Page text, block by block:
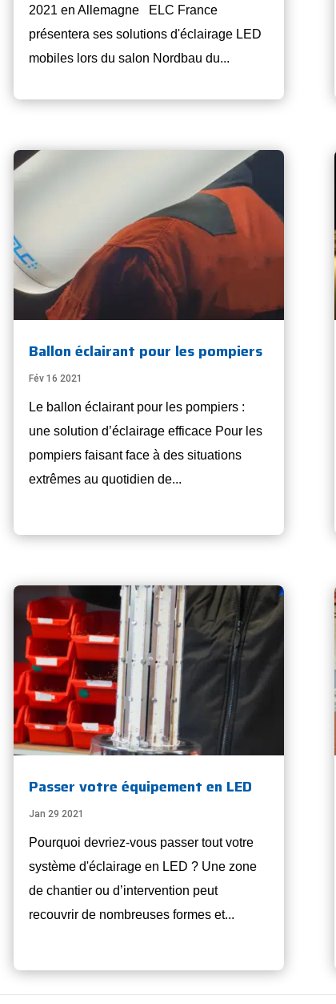
2021 en Allemagne ELC France
présentera ses solutions d'éclairage LED
mobiles lors du salon Nordbau du...
Ballon éclairant pour les pompiers
Fév 16 2021
Le ballon éclairant pour les pompiers :
une solution d’éclairage efficace Pour les
pompiers faisant face à des situations
extrêmes au quotidien de...
Passer votre équipement en LED
Jan 29 2021
Pourquoi devriez-vous passer tout votre
système d'éclairage en LED ? Une zone
de chantier ou d’intervention peut
recouvrir de nombreuses formes et...